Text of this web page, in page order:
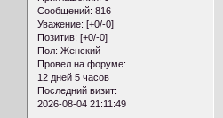
Сообщений: 816
Уважение: [+0/-0]
Позитив: [+0/-0]
Пол: Женский
Провел на форуме:
12 дней 5 часов
Последний визит:
2026-08-04 21:11:49